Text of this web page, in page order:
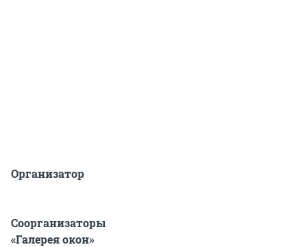
Организатор
Соорганизаторы
«Галерея окон»